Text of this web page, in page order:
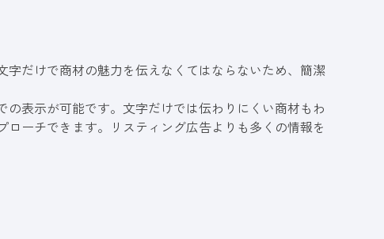
だけで商材の魅力を伝えなくてはならないため、簡潔
表示が可能です。文字だけでは伝わりにくい商材もわ
ーチできます。リスティング広告よりも多くの情報を